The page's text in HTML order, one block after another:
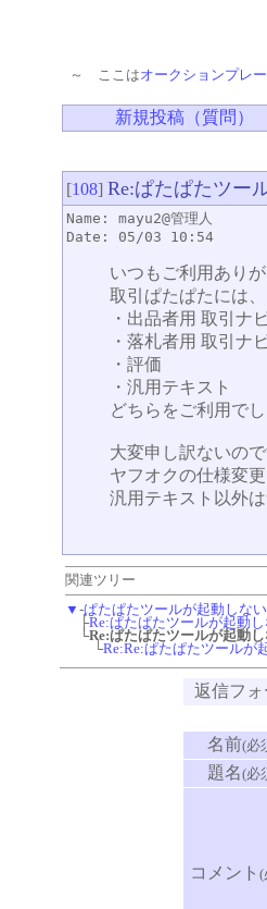
～ ここはオークションプレ
新規投稿（質問）
[108] Re:ぱたぱたツー
Name: mayu2@管理人
Date: 05/03 10:54
いつもご利用あり
取引ぱたぱたには、
・出品者用 取引ナ
・落札者用 取引ナ
・評価
・汎用テキスト
どちらをご利用で
大変申し訳ないので
ヤフオクの仕様変
汎用テキスト以外
関連ツリー
▼ -ぱたぱたツールが起動しない
├Re:ぱたぱたツールが起動し
└Re:ぱたぱたツールが起動
└Re:Re:ぱたぱたツールが
返信フォ
名前(必
題名(必
コメント (